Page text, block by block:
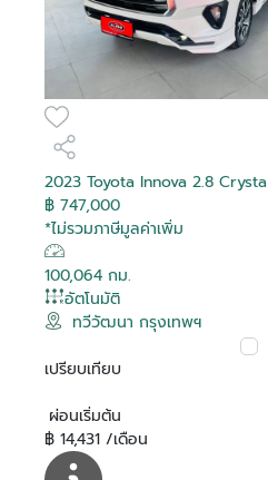
2023 Toyota Innova 2.8
฿ 747,000
*ไม่รวมภาษีมูลค่าเพิ่ม
100,064 กม.
อัตโนมัติ
ทวีวัฒนา กรุงเทพฯ
เปรียบเทียบ
ผ่อนเริ่มต้น
฿ 14,431 /เดือน